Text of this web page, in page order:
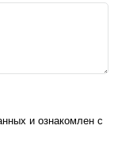
и ознакомлен с